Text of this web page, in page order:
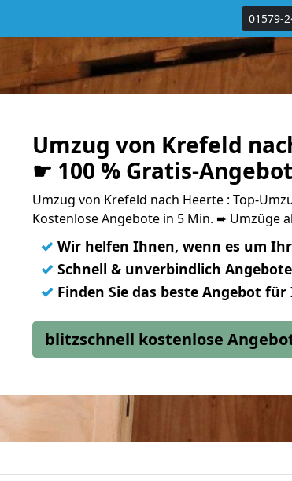
01579-
Umzug von Krefeld
☛ 100 % Gratis-
Umzug von Krefeld nach Heerte : Top-
Kostenlose Angebote in 5 Min. ➨ Umzüge
✓ Wir helfen Ihnen, wenn es um
✓ Schnell & unverbindlich
✓ Finden Sie das beste Angebot
blitzschnell kostenlose